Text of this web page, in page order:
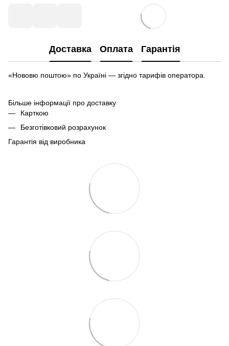
Доставка Оплата Гарантія
«Нововю поштою» по Україні — згідно тарифів оператора.
Більше інформації про доставку
Карткою
Безготівковий розрахунок
Гарантія від виробника